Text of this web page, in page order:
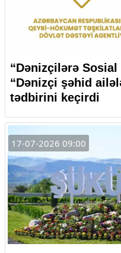
“Dənizçilərə
“Dənizçi şəhid
tədbirini keçirdi
17-07-2026 09:00